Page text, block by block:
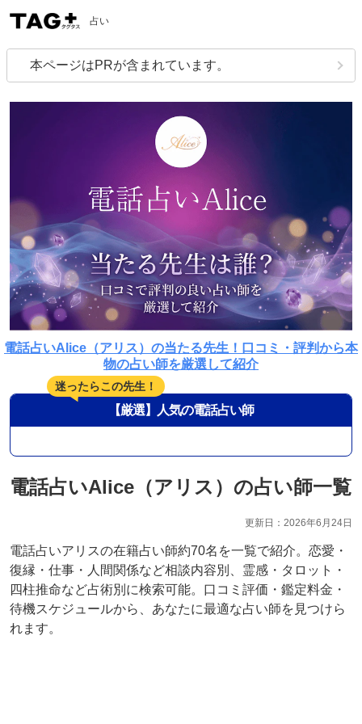
占い
本ページはPRが含まれています。
電話占いAlice（アリス）の当たる先生！口コミ・評判から本
物の占い師を厳選して紹介
迷ったらこの先生！
【厳選】人気の電話占い師
電話占いAlice（アリス）の占い師一覧
2026年6月24日
電話占いアリスの在籍占い師約70名を一覧で紹介。恋愛・
復縁・仕事・人間関係など相談内容別、霊感・タロット・
四柱推命など占術別に検索可能。口コミ評価・鑑定料金・
待機スケジュールから、あなたに最適な占い師を見つけら
れます。